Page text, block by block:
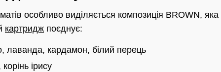
особливо виділяється композиція BROWN, яка
картридж поєднує:
лаванда, кардамон, білий перець
ірису